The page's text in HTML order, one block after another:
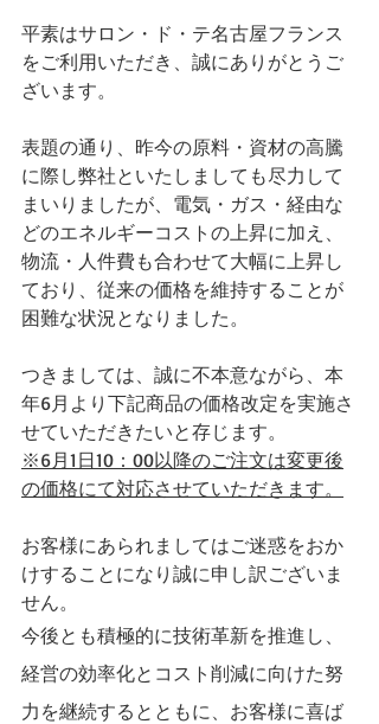
平素はサロン・ド・テ名古屋フランス
をご利用いただき、誠にありがとうご
ざいます。
表題の通り、昨今の原料・資材の高騰
に際し弊社といたしましても尽力して
まいりましたが、電気・ガス・経由な
どのエネルギーコストの上昇に加え、
物流・人件費も合わせて大幅に上昇し
ており、従来の価格を維持することが
困難な状況となりました。
つきましては、誠に不本意ながら、本
年6月より下記商品の価格改定を実施さ
せていただきたいと存じます。
※6月1日10：00以降のご注文は変更後
の価格にて対応させていただきます。
お客様にあられましてはご迷惑をおか
けすることになり誠に申し訳ございま
せん。
今後とも積極的に技術革新を推進し、
経営の効率化とコスト削減に向けた努
力を継続するとともに、お客様に喜ば